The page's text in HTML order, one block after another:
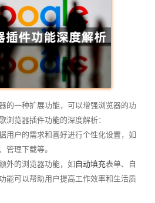
的一种扩展功能，可以增强浏览器的功
浏览器插件功能的深度解析：
用户的需求和喜好进行个性化设置，如
管理下载等。
外的浏览器功能，如 自动填充表单、自
能可以帮助用户提高工作效率和生活质